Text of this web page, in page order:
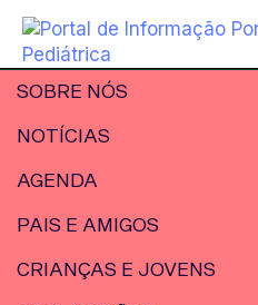
SOBRE NÓS
NOTÍCIAS
AGENDA
PAIS E AMIGOS
CRIANÇAS E JOVENS